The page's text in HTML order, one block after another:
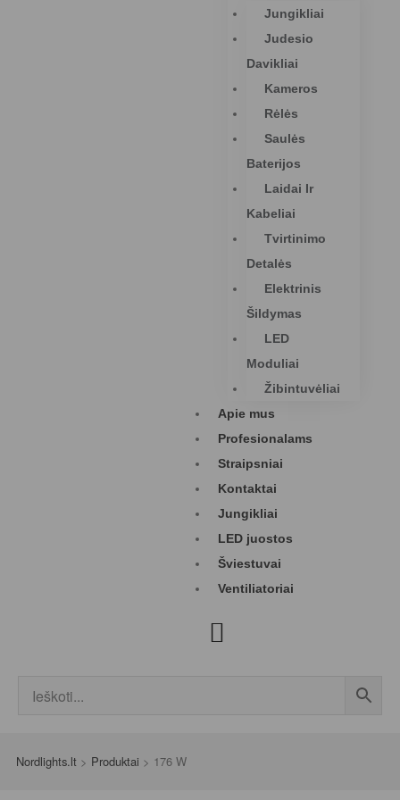
Jungikliai
Judesio
Davikliai
Kameros
Rėlės
Saulės
Baterijos
Laidai Ir
Kabeliai
Tvirtinimo
Detalės
Elektrinis
Šildymas
LED
Moduliai
Žibintuvėliai
Apie mus
Profesionalams
Straipsniai
Kontaktai
Jungikliai
LED juostos
Šviestuvai
Ventiliatoriai
Nordlights.lt > Produktai > 176 W